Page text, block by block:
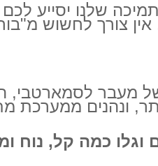
שלנו יסייע
צורך לחשוש
מעבר לסמארטבי,
ונהנים ממערכת
כמה קל, נוח